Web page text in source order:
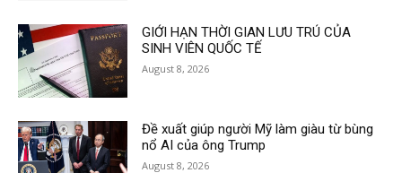
GIỚI HẠN THỜI GIAN LƯU TRÚ CỦA
SINH VIÊN QUỐC TẾ
August 8, 2026
Đề xuất giúp người Mỹ làm giàu từ bùng
nổ AI của ông Trump
August 8, 2026